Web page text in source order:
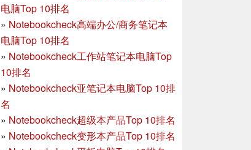
电脑Top 10排名
» Notebookcheck高端办公/商务笔记本
电脑Top 10排名
» Notebookcheck工作站笔记本电脑Top
10排名
» Notebookcheck亚笔记本电脑Top 10排
名
» Notebookcheck超级本产品Top 10排名
» Notebookcheck变形本产品Top 10排名